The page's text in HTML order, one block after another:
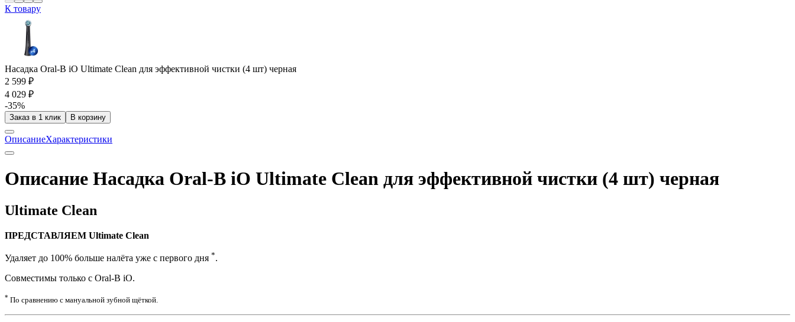
К товару
Насадка Oral-B iO Ultimate Clean для эффективной чистки (4 шт) черная
2 599 ₽
4 029 ₽
-35%
Заказ в 1 клик В корзину
ОписаниеХарактеристики
Описание Насадка Oral-B iO Ultimate Clean для эффективной чистки (4 шт) черная
Ultimate Clean
ПРЕДСТАВЛЯЕМ Ultimate Clean
Удаляет до 100% больше налёта уже с первого дня *.
Совместимы только с Oral-B iO.
* По сравнению с мануальной зубной щёткой.